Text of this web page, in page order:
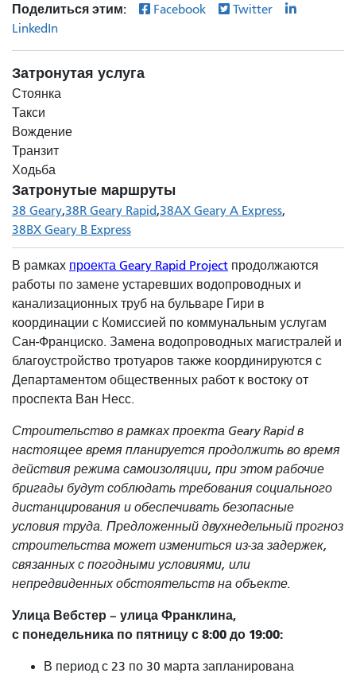
Поделиться этим: Facebook
Twitter
LinkedIn
Затронутая услуга
Стоянка
Такси
Вождение
Транзит
Ходьба
Затронутые маршруты
38 Geary 38R Geary Rapid 38AX Geary A Express
38BX Geary B Express
В рамках проекта Geary Rapid Project продолжаются
работы по замене устаревших водопроводных и
канализационных труб на бульваре Гири в
координации с Комиссией по коммунальным услугам
Сан-Франциско. Замена водопроводных магистралей и
благоустройство тротуаров также координируются с
Департаментом общественных работ к востоку от
проспекта Ван Несс.
Строительство в рамках проекта Geary Rapid в
настоящее время планируется продолжить во время
действия режима самоизоляции, при этом рабочие
бригады будут соблюдать требования социального
дистанцирования и обеспечивать безопасные
условия труда. Предложенный двухнедельный прогноз
строительства может измениться из-за задержек,
связанных с погодными условиями, или
непредвиденных обстоятельств на объекте.
Улица Вебстер – улица Франклина,
с понедельника по пятницу с 8:00 до 19:00:
В период с 23 по 30 марта запланирована